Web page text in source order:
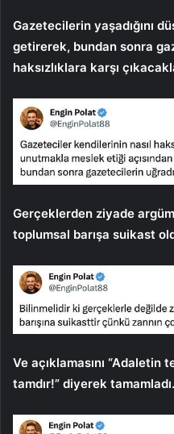
Gazetecilerin yaşadığını
getirerek, bundan sonra
haksızlıklara karşı
Gerçeklerden ziyade
toplumsal barışa suikast
Ve açıklamasını
tamdır!” diyerek